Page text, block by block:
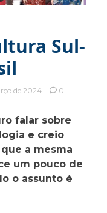
Sul-
de 2024
0
falar sobre
e creio
a mesma
um pouco de
o assunto é